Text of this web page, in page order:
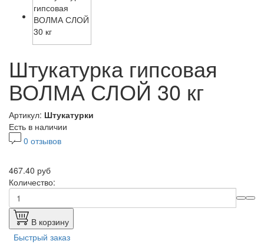
Штукатурка гипсовая
ВОЛМА СЛОЙ 30 кг
Артикул: Штукатурки
Есть в наличии
0 отзывов
467.40 руб
Количество:
В корзину
Быстрый заказ